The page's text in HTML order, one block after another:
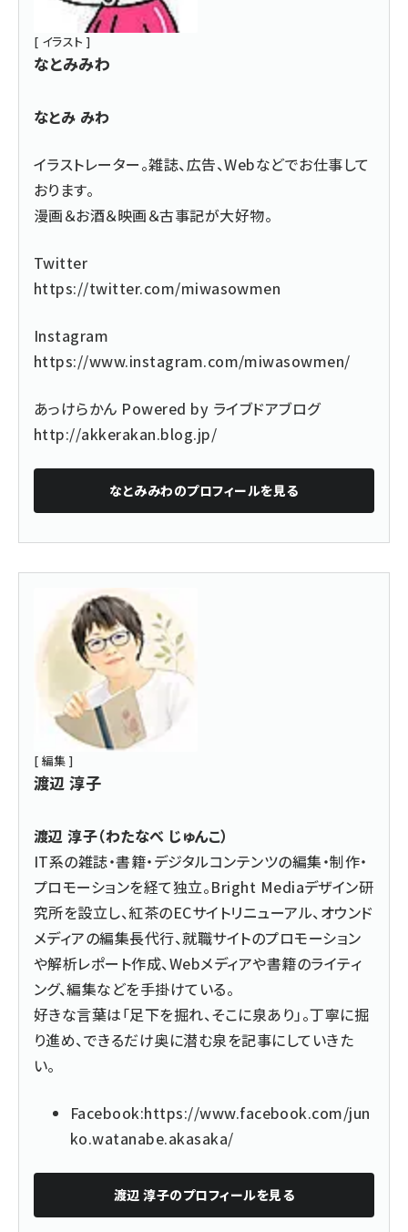
[ イラスト ]
なとみみわ
なとみ みわ
イラストレーター。雑誌、広告、Webなどでお仕事して
おります。
漫画＆お酒＆映画＆古事記が大好物。
Twitter
https://twitter.com/miwasowmen
Instagram
https://www.instagram.com/miwasowmen/
あっけらかん Powered by ライブドアブログ
http://akkerakan.blog.jp/
なとみみわのプロフィールを見る
[ 編集 ]
渡辺 淳子
渡辺 淳子（わたなべ じゅんこ）
IT系の雑誌・書籍・デジタルコンテンツの編集・制作・
プロモーションを経て独立。Bright Mediaデザイン研
究所を設立し、紅茶のECサイトリニューアル、オウンド
メディアの編集長代行、就職サイトのプロモーション
や解析レポート作成、Webメディアや書籍のライティ
ング、編集などを手掛けている。
好きな言葉は「足下を掘れ、そこに泉あり」。丁寧に掘
り進め、できるだけ奥に潜む泉を記事にしていきた
い。
Facebook:https://www.facebook.com/jun
ko.watanabe.akasaka/
渡辺 淳子のプロフィールを見る